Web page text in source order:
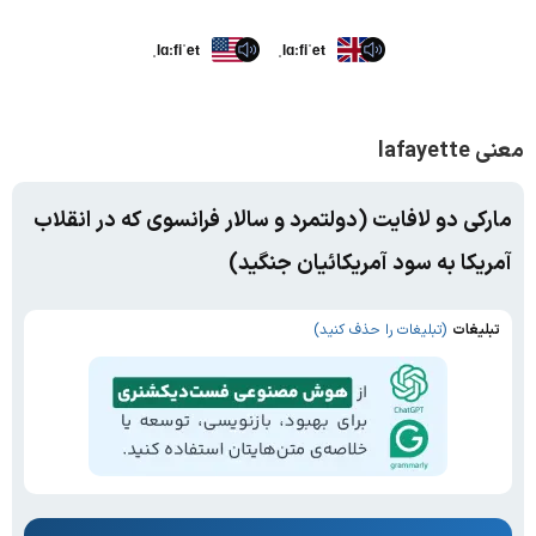
ˌlɑːfiˈet ˌlɑːfiˈet
معنی lafayette
مارکی دو لافایت (دولتمرد و سالار فرانسوی که در انقلاب
آمریکا به سود آمریکائیان جنگید)
تبلیغات (تبلیغات را حذف کنید)